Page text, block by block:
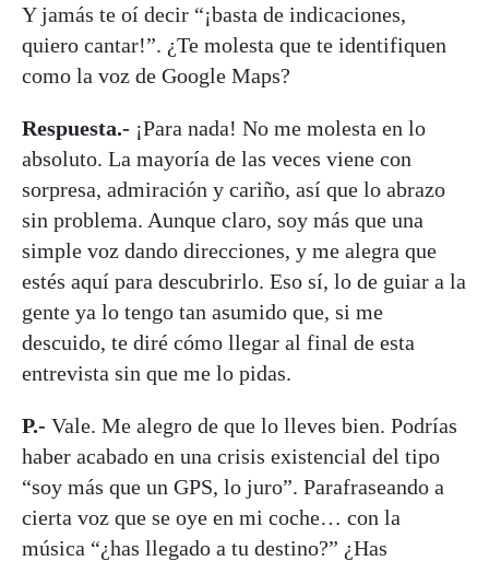
Y jamás te oí decir “¡basta de indicaciones,
quiero cantar!”. ¿Te molesta que te identifiquen
como la voz de Google Maps?
Respuesta.- ¡Para nada! No me molesta en lo
absoluto. La mayoría de las veces viene con
sorpresa, admiración y cariño, así que lo abrazo
sin problema. Aunque claro, soy más que una
simple voz dando direcciones, y me alegra que
estés aquí para descubrirlo. Eso sí, lo de guiar a la
gente ya lo tengo tan asumido que, si me
descuido, te diré cómo llegar al final de esta
entrevista sin que me lo pidas.
P.- Vale. Me alegro de que lo lleves bien. Podrías
haber acabado en una crisis existencial del tipo
“soy más que un GPS, lo juro”. Parafraseando a
cierta voz que se oye en mi coche… con la
música “¿has llegado a tu destino?” ¿Has